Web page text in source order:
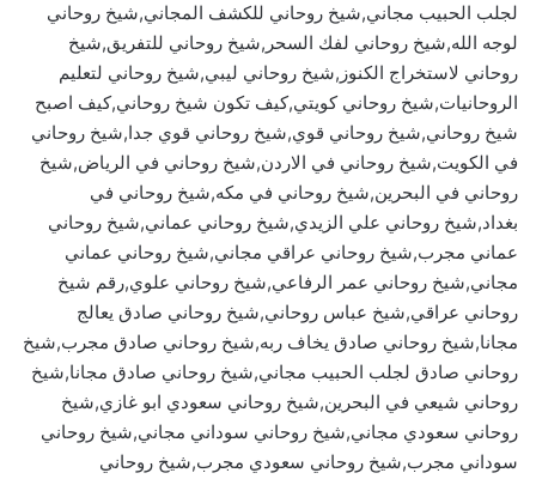
لجلب الحبيب مجاني,شيخ روحاني للكشف المجاني,شيخ روحاني
لوجه الله,شيخ روحاني لفك السحر,شيخ روحاني للتفريق,شيخ
روحاني لاستخراج الكنوز,شيخ روحاني ليبي,شيخ روحاني لتعليم
الروحانيات,شيخ روحاني كويتي,كيف تكون شيخ روحاني,كيف اصبح
شيخ روحاني,شيخ روحاني قوي,شيخ روحاني قوي جدا,شيخ روحاني
في الكويت,شيخ روحاني في الاردن,شيخ روحاني في الرياض,شيخ
روحاني في البحرين,شيخ روحاني في مكه,شيخ روحاني في
بغداد,شيخ روحاني علي الزيدي,شيخ روحاني عماني,شيخ روحاني
عماني مجرب,شيخ روحاني عراقي مجاني,شيخ روحاني عماني
مجاني,شيخ روحاني عمر الرفاعي,شيخ روحاني علوي,رقم شيخ
روحاني عراقي,شيخ عباس روحاني,شيخ روحاني صادق يعالج
مجانا,شيخ روحاني صادق يخاف ربه,شيخ روحاني صادق مجرب,شيخ
روحاني صادق لجلب الحبيب مجاني,شيخ روحاني صادق مجانا,شيخ
روحاني شيعي في البحرين,شيخ روحاني سعودي ابو غازي,شيخ
روحاني سعودي مجاني,شيخ روحاني سوداني مجاني,شيخ روحاني
سوداني مجرب,شيخ روحاني سعودي مجرب,شيخ روحاني